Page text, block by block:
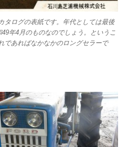
タログの表紙です。年代としては最後
年4月のものなのでしょう。というこ
であればなかなかのロングセラーで